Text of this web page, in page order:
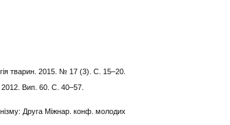
тварин. 2015. № 17 (3). С. 15–20.
2012. Вип. 60. С. 40–57.
Друга Міжнар. конф. молодих